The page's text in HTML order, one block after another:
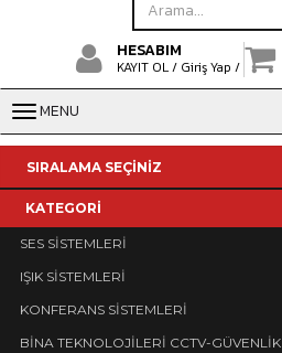
HESABIM
KAYIT OL / Giriş Yap /
MENU
KATEGORİ
SES SİSTEMLERİ
IŞIK SİSTEMLERİ
KONFERANS SİSTEMLERİ
BİNA TEKNOLOJİLERİ CCTV-GÜVENLİK